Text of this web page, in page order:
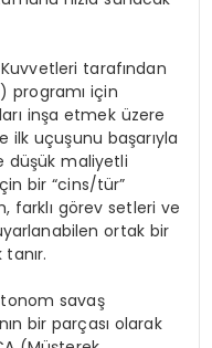
Kuvvetleri tarafından
programı için
inşa etmek üzere
ilk uçuşunu başarıyla
düşük maliyetli
bir “cins/tür”
farklı görev setleri ve
ortak bir
savaş
bir parçası olarak